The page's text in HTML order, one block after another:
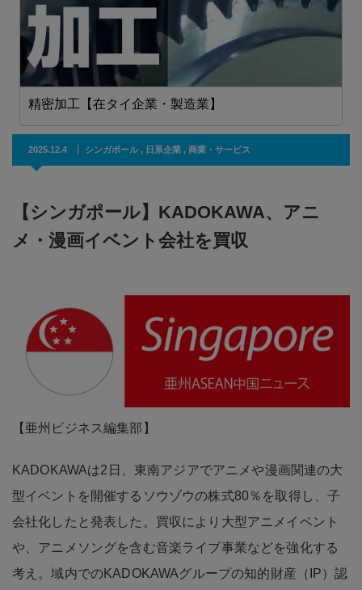
精密加工【在タイ企業・製造業】
2025.12.4 シンガポール, 日系企業 , 商業・サービス
【シンガポール】KADOKAWA、アニ
メ・漫画イベント会社を買収
【亜州ビジネス編集部】
KADOKAWAは2日、東南アジアでアニメや漫画関連の大
型イベントを開催するソウゾウの株式80％を取得し、子
会社化したと発表した。買収により大型アニメイベント
や、アニメソングを含む音楽ライブ事業などを強化する
考え。域内でのKADOKAWAグループの知的財産（IP）認